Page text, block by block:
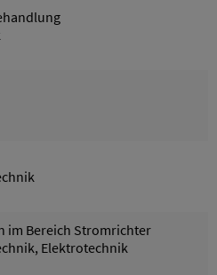
im Bereich Stromrichter
Elektrotechnik